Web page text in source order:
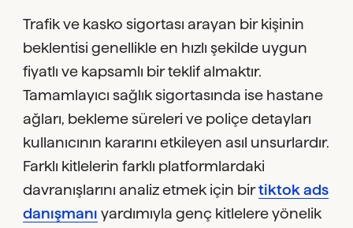
Trafik ve kasko sigortası arayan bir kişinin
beklentisi genellikle en hızlı şekilde uygun
fiyatlı ve kapsamlı bir teklif almaktır.
Tamamlayıcı sağlık sigortasında ise hastane
ağları, bekleme süreleri ve poliçe detayları
kullanıcının kararını etkileyen asıl unsurlardır.
Farklı kitlelerin farklı platformlardaki
davranışlarını analiz etmek için birtiktok ads
danışmanı yardımıyla genç kitlelere yönelik